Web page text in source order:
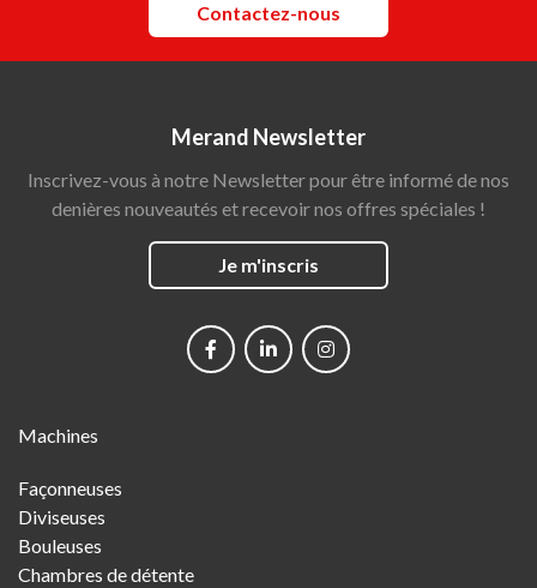
Contactez-nous
Merand Newsletter
Inscrivez-vous à notre Newsletter pour être informé de nos
denières nouveautés et recevoir nos offres spéciales !
Je m'inscris
Menu
Machines
Façonneuses
Diviseuses
Bouleuses
Chambres de détente